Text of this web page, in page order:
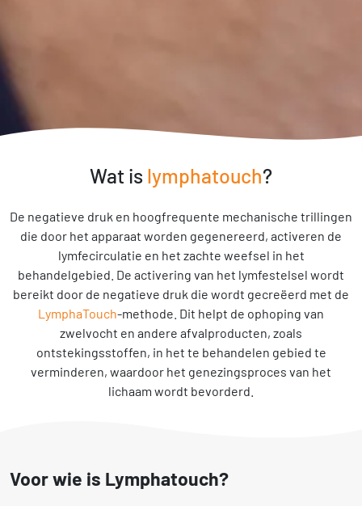
Wat is lymphatouch?
De negatieve druk en hoogfrequente mechanische trillingen
die door het apparaat worden gegenereerd, activeren de
lymfecirculatie en het zachte weefsel in het
behandelgebied. De activering van het lymfestelsel wordt
bereikt door de negatieve druk die wordt gecreëerd met de
LymphaTouch-methode. Dit helpt de ophoping van
zwelvocht en andere afvalproducten, zoals
ontstekingsstoffen, in het te behandelen gebied te
verminderen, waardoor het genezingsproces van het
lichaam wordt bevorderd.
Voor wie is Lymphatouch?